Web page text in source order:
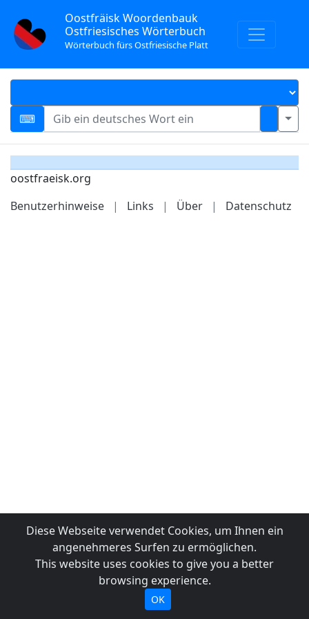
Oostfräisk Woordenbauk
Ostfriesisches Wörterbuch
Wörterbuch fürs Ostfriesische Platt
oostfraeisk.org
Benutzerhinweise
| Links | Über | Datenschutz
Diese Webseite verwendet Cookies, um Ihnen ein
angenehmeres Surfen zu ermöglichen.
This website uses cookies to give you a better
browsing experience.
OK